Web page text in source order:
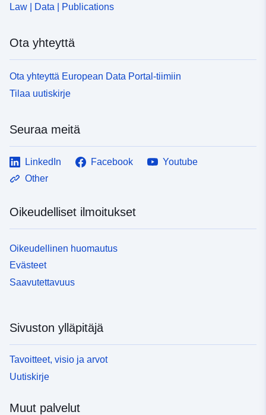
Law | Data | Publications
Ota yhteyttä
Ota yhteyttä European Data Portal-tiimiin
Tilaa uutiskirje
Seuraa meitä
LinkedIn Facebook
Youtube
Other
Oikeudelliset ilmoitukset
Oikeudellinen huomautus
Evästeet
Saavutettavuus
Sivuston ylläpitäjä
Tavoitteet, visio ja arvot
Uutiskirje
Muut palvelut